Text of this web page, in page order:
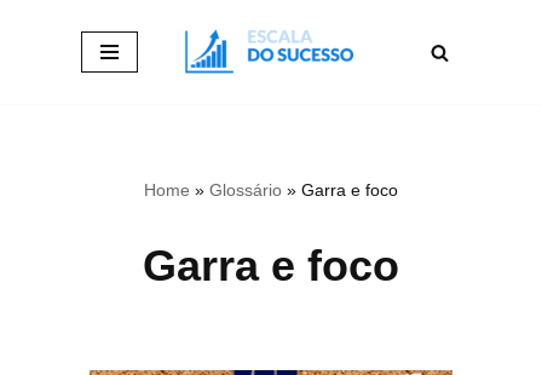
Home » Glossário » Garra e foco
Garra e foco